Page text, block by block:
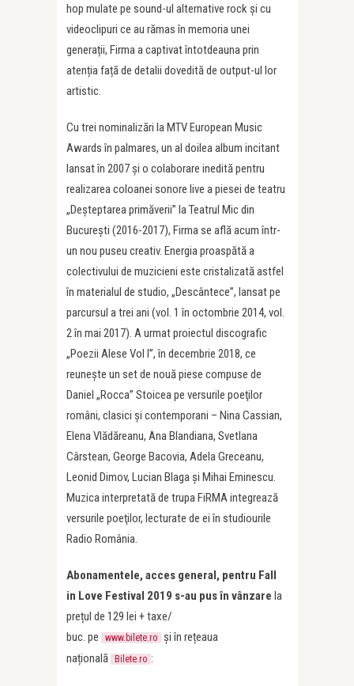
hop mulate pe sound-ul alternative rock și cu
videoclipuri ce au rămas în memoria unei
generații, Firma a captivat întotdeauna prin
atenția față de detalii dovedită de output-ul lor
artistic.
Cu trei nominalizări la MTV European Music
Awards în palmares, un al doilea album incitant
lansat în 2007 și o colaborare inedită pentru
realizarea coloanei sonore live a piesei de teatru
„Deșteptarea primăverii” la Teatrul Mic din
București (2016-2017), Firma se află acum într-
un nou puseu creativ. Energia proaspătă a
colectivului de muzicieni este cristalizată astfel
în materialul de studio, „Descântece”, lansat pe
parcursul a trei ani (vol. 1 în octombrie 2014, vol.
2 în mai 2017). A urmat proiectul discografic
„Poezii Alese Vol I”, în decembrie 2018, ce
reuneşte un set de nouă piese compuse de
Daniel „Rocca” Stoicea pe versurile poeţilor
români, clasici şi contemporani – Nina Cassian,
Elena Vlădăreanu, Ana Blandiana, Svetlana
Cârstean, George Bacovia, Adela Greceanu,
Leonid Dimov, Lucian Blaga şi Mihai Eminescu.
Muzica interpretată de trupa FiRMA integrează
versurile poeţilor, lecturate de ei în studiourile
Radio România.
Abonamentele, acces general, pentru Fall
in Love Festival 2019 s-au pus în vânzare la
prețul de 129 lei + taxe/
buc. pe
www.bilete.ro
și în rețeaua
națională
Bilete.ro :